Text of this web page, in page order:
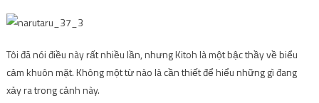
Tôi đã nói điều này rất nhiều lần, nhưng Kitoh là một bậc thầy về biểu
cảm khuôn mặt. Không một từ nào là cần thiết để hiểu những gì đang
xảy ra trong cảnh này.